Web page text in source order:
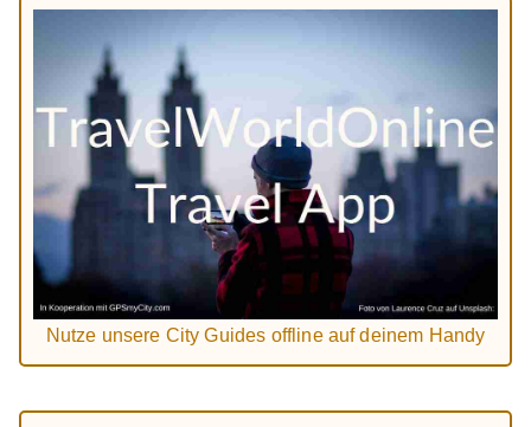
Nutze unsere City Guides offline auf deinem Handy